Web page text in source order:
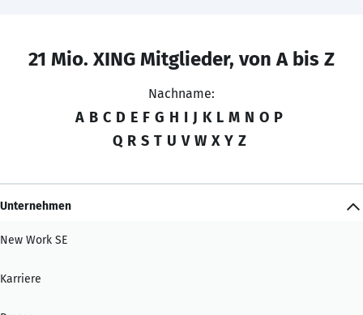
21 Mio. XING Mitglieder, von A bis Z
Nachname:
A B C D E F G H I J K L M N O P
Q R S T U V W X Y Z
Unternehmen
New Work SE
Karriere